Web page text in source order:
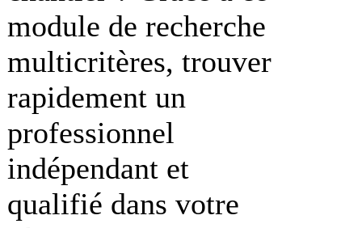
module de recherche
multicritères, trouver
rapidement un
professionnel
indépendant et
qualifié dans votre